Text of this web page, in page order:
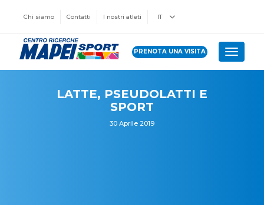
Chi siamo Contatti I nostri atleti IT
PRENOTA UNA VISITA Toggle
LATTE, PSEUDOLATTI E
SPORT
30 Aprile 2019